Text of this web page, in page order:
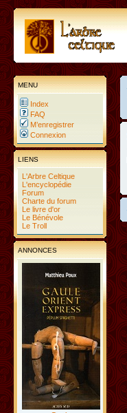
MENU
Index
FAQ
M’enregistrer
Connexion
LIENS
L'Arbre Celtique
L'encyclopédie
Forum
Charte du forum
Le livre d'or
Le Bénévole
Le Troll
ANNONCES